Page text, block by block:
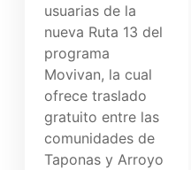
usuarias de la
nueva Ruta 13 del
programa
Movivan, la cual
ofrece traslado
gratuito entre las
comunidades de
Taponas y Arroyo